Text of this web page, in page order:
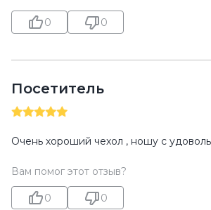
0 0
Посетитель
Очень хороший чехол , ношу с
Вам помог этот отзыв?
0 0